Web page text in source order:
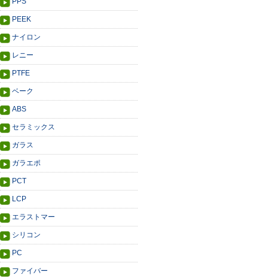
PEEK
ナイロン
レニー
PTFE
ベーク
ABS
セラミックス
ガラス
ガラエポ
PCT
LCP
エラストマー
シリコン
PC
ファイバー